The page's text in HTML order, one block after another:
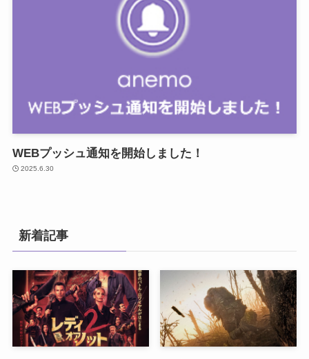
WEBプッシュ通知を開始しました！
2025.6.30
新着記事